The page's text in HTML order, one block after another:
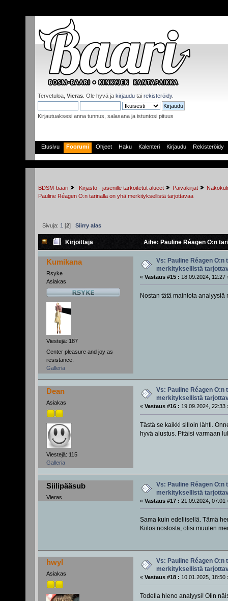
Tervetuloa, Vieras . Ole hyvä ja kirjaudu tai rekisteröidy.
Kirjautuaksesi anna tunnus, salasana ja istuntosi pituus
Etusivu Foorumi Ohjeet Haku Kalenteri Kirjaudu Rekisteröidy
BDSM-baari Kirjasto - jäsenille tarkoitetut alueet Päiväkirjat
Pauline Réagen O:n tarinalla on yhä merkityksellistä tarjottavaa
Sivuja: 1 [2] Siirry alas
Kirjoittaja Aihe: Pauline Réagen O:n
Kumikana
Rsyke
Asiakas
Viestejä: 187
Center pleasure and joy as
resistance.
Galleria
Vs: Pauline Réagen O:n
merkityksellistä
« Vastaus #15 : 18.09.2024, 12:27
Nostan tätä mainiota
Dean
Asiakas
Viestejä: 115
Galleria
Vs: Pauline Réagen O:n
merkityksellistä
« Vastaus #16 : 19.09.2024, 22:33
Tästä se kaikki silloin lähti.
hyvä alustus. Pitäisi varmaan
Siilipääsub
Vieras
Vs: Pauline Réagen O:n
merkityksellistä
« Vastaus #17 : 21.09.2024, 07:01
Sama kuin edellisellä. Tämä
Kiitos nostosta, olisi muuten
hwyl
Asiakas
Vs: Pauline Réagen O:n
merkityksellistä
« Vastaus #18 : 10.01.2025, 18:50
Todella hieno analyysi! Olin